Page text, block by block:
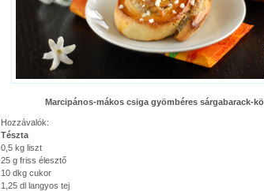
Marcipános-mákos csiga gyömbéres sárgabarack-
Hozzávalók:
Tészta
0,5 kg liszt
25 g friss élesztő
10 dkg cukor
1,25 dl langyos tej